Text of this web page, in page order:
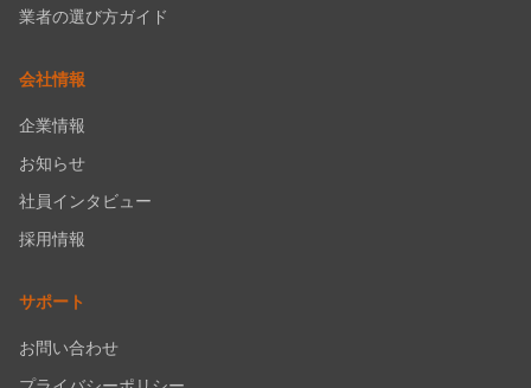
業者の選び方ガイド
会社情報
企業情報
お知らせ
社員インタビュー
採用情報
サポート
お問い合わせ